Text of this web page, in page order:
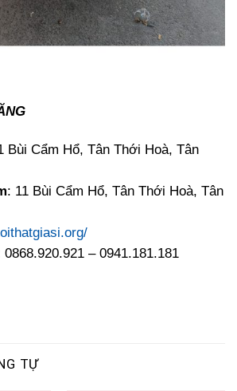
Bùi Cẩm Hổ, Tân Thới Hoà, Tân
: 11 Bùi Cẩm Hổ, Tân Thới Hoà, Tân
0868.920.921 – 0941.181.181
TỰ